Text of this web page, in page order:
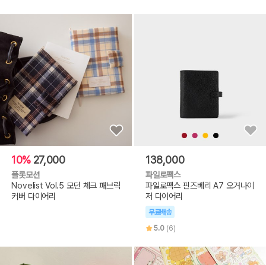
10% 27,000
플롯모션
Novelist Vol.5 모던 체크 패브릭
커버 다이어리
138,000
파일로팩스
파일로팩스 핀즈베리 A7 오거나이
저 다이어리
무료배송
5.0 (6)